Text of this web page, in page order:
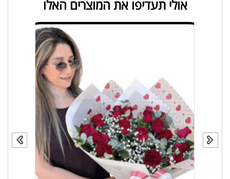
אולי תעדיפו את המוצרים האלו